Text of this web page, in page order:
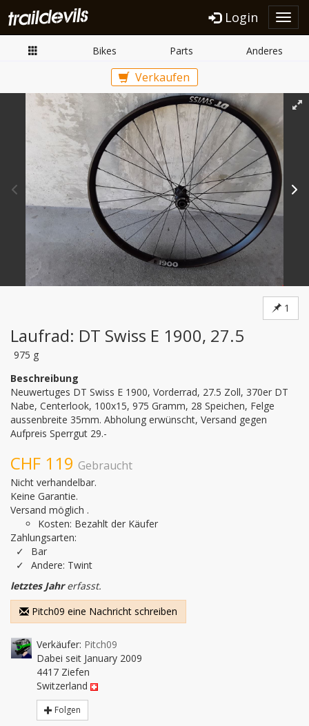
Login
Bikes Parts Anderes
Verkaufen
1
Laufrad: DT Swiss E 1900, 27.5
975 g
Beschreibung
Neuwertuges DT Swiss E 1900, Vorderrad, 27.5 Zoll, 370er DT
Nabe, Centerlook, 100x15, 975 Gramm, 28 Speichen, Felge
aussenbreite 35mm. Abholung erwünscht, Versand gegen
Aufpreis Sperrgut 29.-
CHF 119 Gebraucht
Nicht verhandelbar.
Keine Garantie.
Versand möglich .
Kosten: Bezahlt der Käufer
Zahlungsarten:
Bar
Andere: Twint
letztes Jahrerfasst.
Pitch09 eine Nachricht schreiben
Verkäufer: Pitch09
Dabei seit January 2009
4417 Ziefen
Switzerland
Folgen